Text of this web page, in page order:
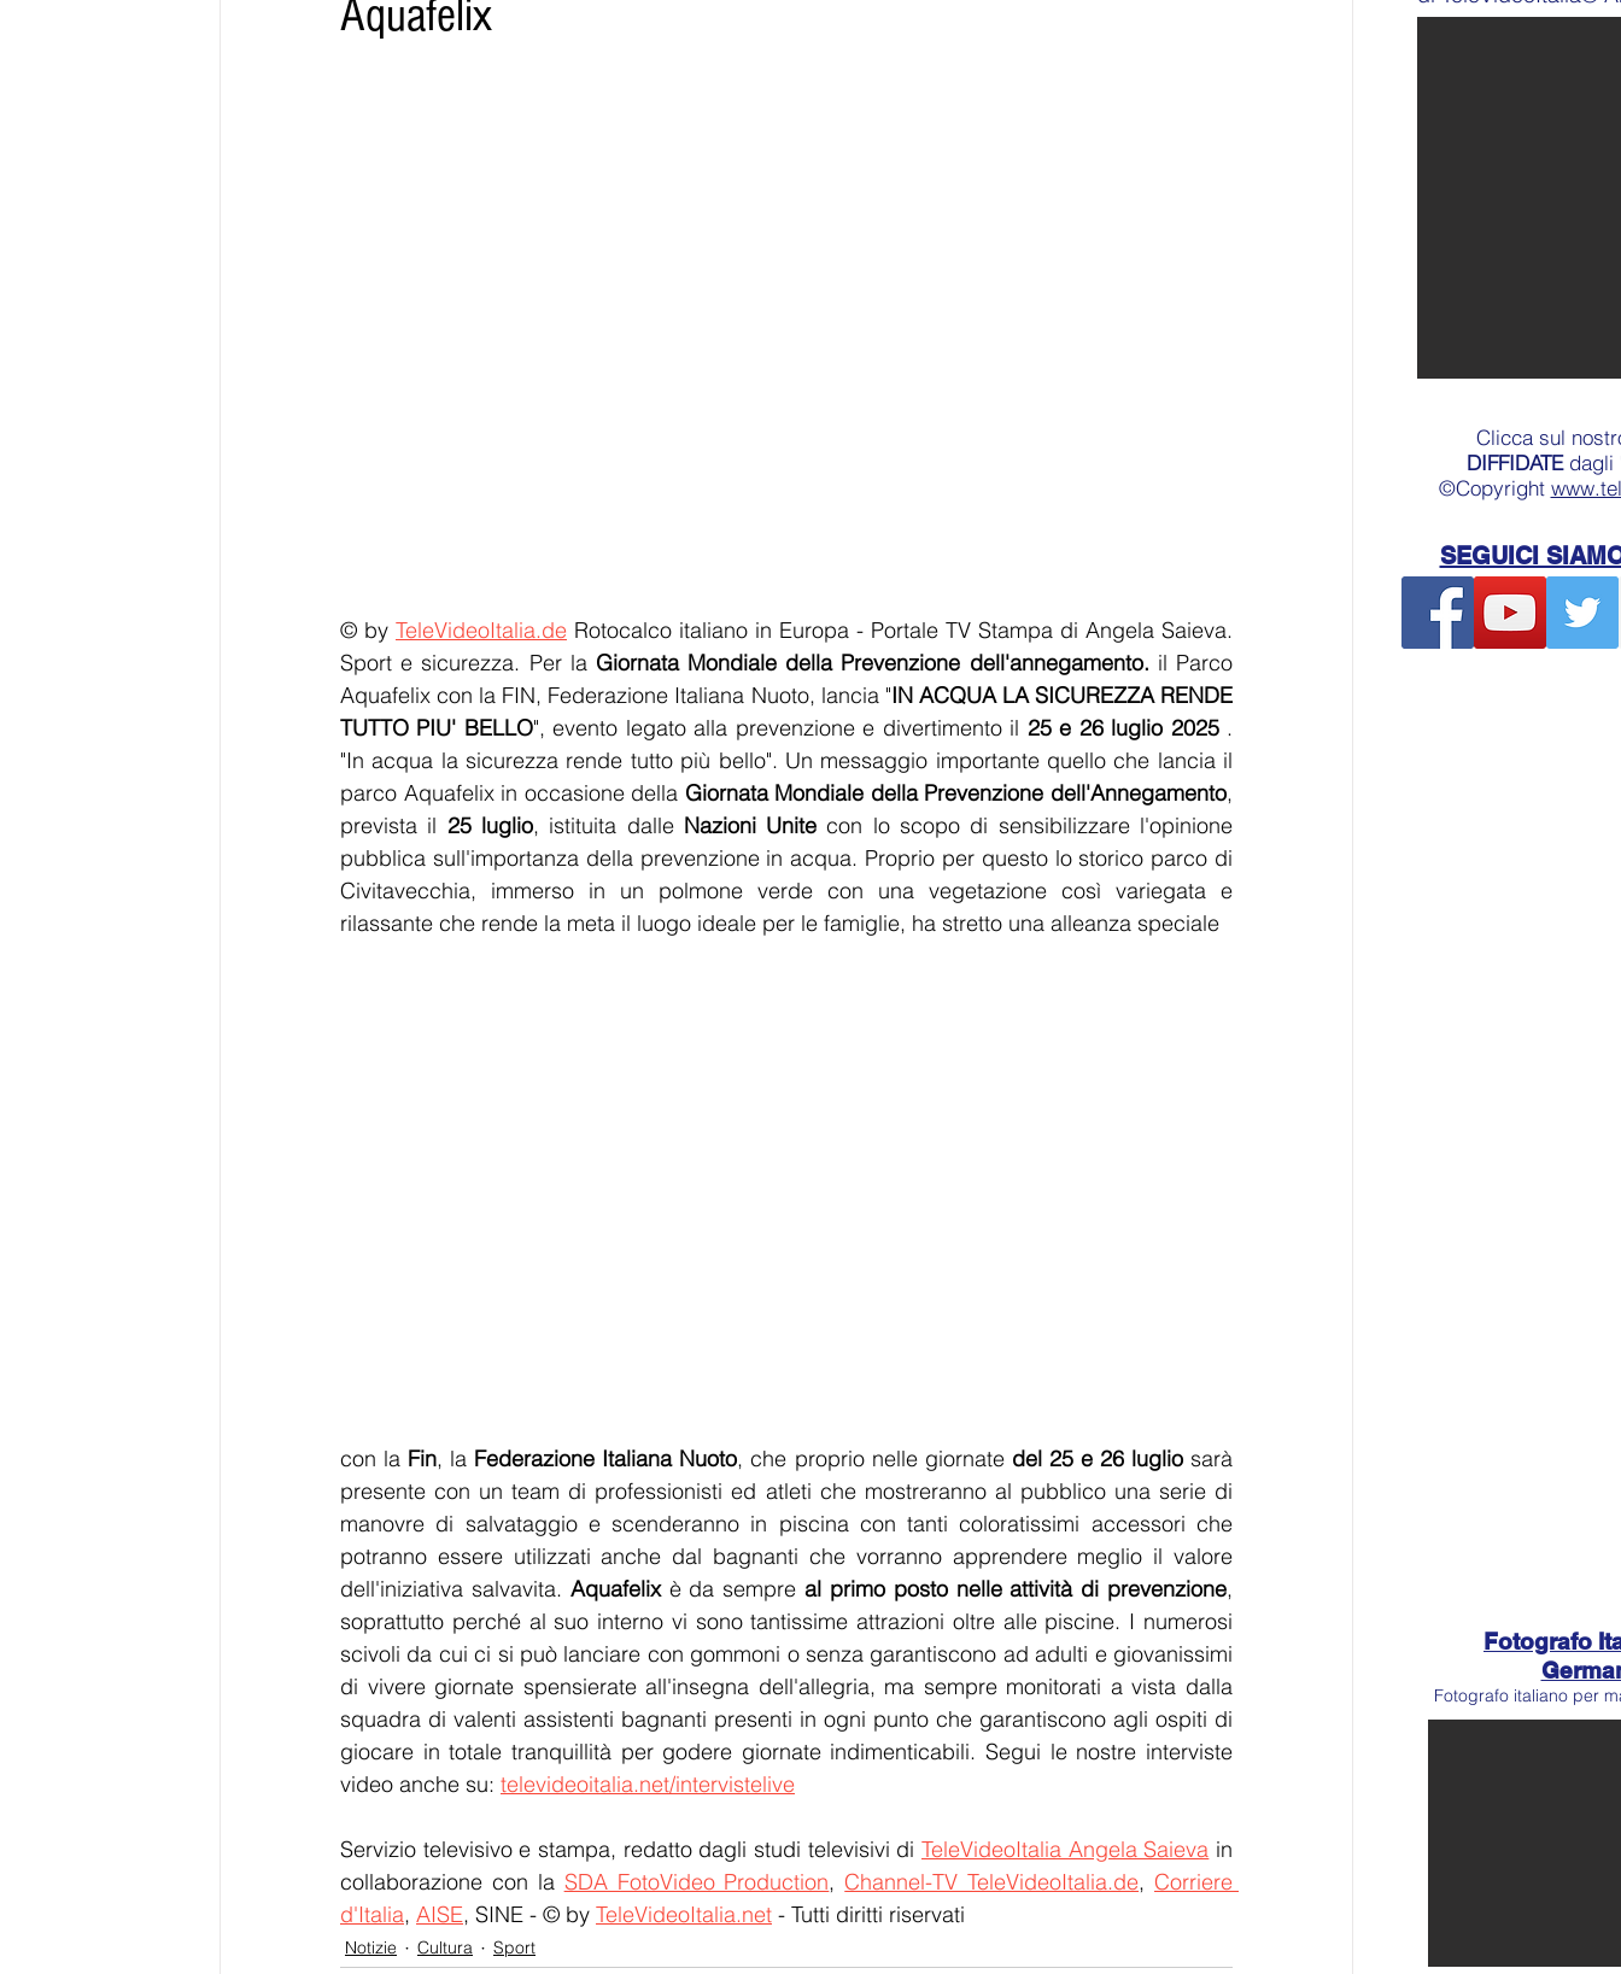
Aquafelix
© by TeleVideoItalia.de Rotocalco italiano in Europa - Portale TV Stampa di Angela Saieva.
Sport e sicurezza. Per la Giornata Mondiale della Prevenzione dell'annegamento. il Parco
Aquafelix con la FIN, Federazione Italiana Nuoto, lancia "IN ACQUA LA SICUREZZA RENDE
TUTTO PIU' BELLO", evento legato alla prevenzione e divertimento il 25 e 26 luglio 2025 .
"In acqua la sicurezza rende tutto più bello". Un messaggio importante quello che lancia il
parco Aquafelix in occasione della Giornata Mondiale della Prevenzione dell'Annegamento,
prevista il 25 luglio, istituita dalle Nazioni Unite con lo scopo di sensibilizzare l'opinione
pubblica sull'importanza della prevenzione in acqua. Proprio per questo lo storico parco di
Civitavecchia, immerso in un polmone verde con una vegetazione così variegata e
rilassante che rende la meta il luogo ideale per le famiglie, ha stretto una alleanza speciale
con la Fin, la Federazione Italiana Nuoto, che proprio nelle giornate del 25 e 26 luglio sarà
presente con un team di professionisti ed atleti che mostreranno al pubblico una serie di
manovre di salvataggio e scenderanno in piscina con tanti coloratissimi accessori che
potranno essere utilizzati anche dal bagnanti che vorranno apprendere meglio il valore
dell'iniziativa salvavita. Aquafelix è da sempre al primo posto nelle attività di prevenzione,
soprattutto perché al suo interno vi sono tantissime attrazioni oltre alle piscine. I numerosi
scivoli da cui ci si può lanciare con gommoni o senza garantiscono ad adulti e giovanissimi
di vivere giornate spensierate all'insegna dell'allegria, ma sempre monitorati a vista dalla
squadra di valenti assistenti bagnanti presenti in ogni punto che garantiscono agli ospiti di
giocare in totale tranquillità per godere giornate indimenticabili. Segui le nostre interviste
video anche su: televideoitalia.net/intervistelive
Servizio televisivo e stampa, redatto dagli studi televisivi di TeleVideoItalia Angela Saieva in
collaborazione con la SDA FotoVideo Production, Channel-TV TeleVideoItalia.de, Corriere
d'Italia, AISE, SINE - © by TeleVideoItalia.net - Tutti diritti riservati
Notizie Cultura Sport
Clicca sul
DIFFIDATEdagli
©Copyright www.tel
SEGUICI
Fotografo
Fotografo italiano per